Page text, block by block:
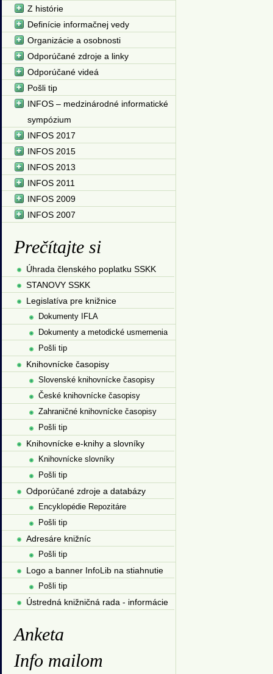
Z histórie
Definície informačnej vedy
Organizácie a osobnosti
Odporúčané zdroje a linky
Odporúčané videá
Pošli tip
INFOS – medzinárodné informatické
sympózium
INFOS 2017
INFOS 2015
INFOS 2013
INFOS 2011
INFOS 2009
INFOS 2007
Prečítajte si
Úhrada členského poplatku SSKK
STANOVY SSKK
Legislatíva pre knižnice
Dokumenty IFLA
Dokumenty a metodické usmernenia
Pošli tip
Knihovnícke časopisy
Slovenské knihovnícke časopisy
České knihovnícke časopisy
Zahraničné knihovnícke časopisy
Pošli tip
Knihovnícke e-knihy a slovníky
Knihovnícke slovníky
Pošli tip
Odporúčané zdroje a databázy
Encyklopédie Repozitáre
Pošli tip
Adresáre knižníc
Pošli tip
Logo a banner InfoLib na stiahnutie
Pošli tip
Ústredná knižničná rada - informácie
Anketa
Info mailom